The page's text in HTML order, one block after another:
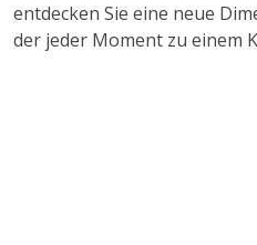
entdecken Sie eine neue
der jeder Moment zu einem